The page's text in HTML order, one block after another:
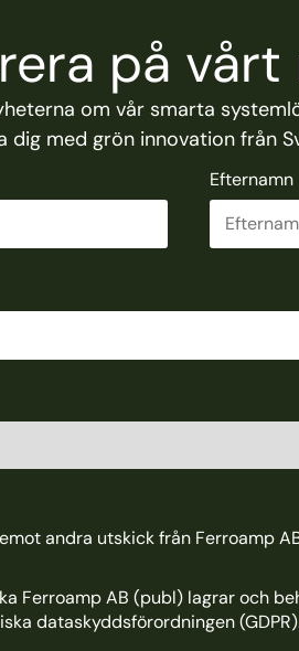
på
om vår smarta
dig med grön innovation från
Efternamn
andra utskick från Ferroamp
Ferroamp AB (publ) lagrar och
dataskyddsförordningen